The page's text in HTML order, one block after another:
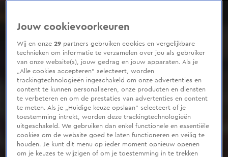
0
seconds
Jouw cookievoorkeuren
Wij en onze29 partners gebruiken cookies en vergelijkbare
technieken om informatie te verzamelen over jou als gebruiker
van onze website(s), jouw gedrag en jouw apparaten. Als je
„Alle cookies accepteren” selecteert, worden
trackingtechnologieën ingeschakeld om onze advertenties en
content te kunnen personaliseren, onze producten en diensten
te verbeteren en om de prestaties van advertenties en content
te meten. Als je „Huidige keuze opslaan” selecteert of je
toestemming intrekt, worden deze trackingtechnologieën
uitgeschakeld. We gebruiken dan enkel functionele en essentiële
cookies om de website goed te laten functioneren en veilig te
houden. Je kunt dit menu op ieder moment opnieuw openen
om je keuzes te wijzigen of om je toestemming in te trekken